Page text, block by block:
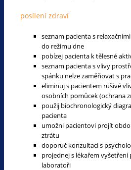
posílení zdraví
seznam pacienta s
do režimu dne
pobízej pacienta k tělesné
seznam pacienta s vlivy
spánku nelze zaměňovat s
eliminuj s pacientem rušivé
osobních pomůcek (ochrana
použij biochronologický
pacienta
umožni pacientovi projít
ztrátu
doporuč konzultaci s
projednej s lékařem vyšetření
laboratoři